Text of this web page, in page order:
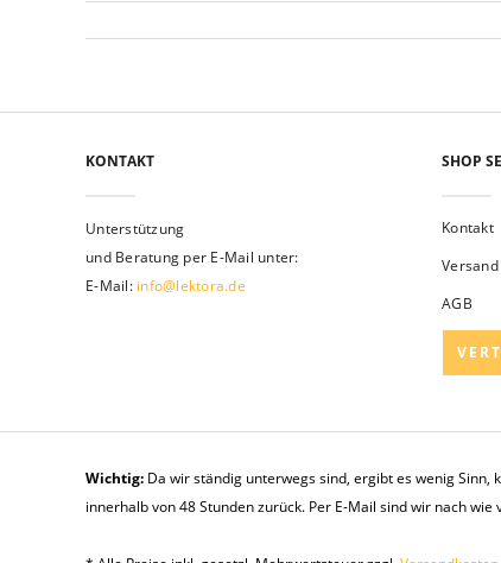
KONTAKT
Unterstützung
und Beratung per E-Mail unter:
E-Mail: info@lektora.de
SHOP
Kontakt
AGB
Wichtig: Da wir ständig unterwegs sind, ergibt es wenig
innerhalb von 48 Stunden zurück. Per E-Mail sind wir nach